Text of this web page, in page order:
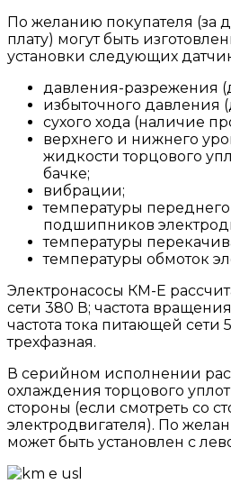
По желанию покупателя (за
плату) могут быть
установки следующих
давления-разрежения
избыточного давления
сухого хода (наличие
верхнего и нижнего
жидкости торцового
бачке;
вибрации;
температуры
подшипников
температуры
температуры обмоток
Электронасосы КМ-Е
сети 380 В; частота
частота тока питающей сети
трехфазная.
В серийном исполнении
охлаждения торцового
стороны (если смотреть со
электродвигателя). По
может быть установлен с